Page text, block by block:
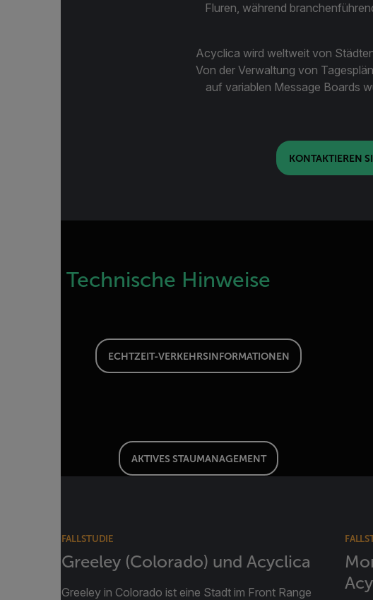
Fluren, während
Acyclica wird weltweit von
Von der Verwaltung von
auf variablen Message Boards
KONTAKTIEREN
Technische Hinweise
ECHTZEIT-VERKEHRSINFORMATIONEN
AKTIVES STAUMANAGEMENT
FALLSTUDIE
Greeley (Colorado) und Acyclica
Greeley in Colorado ist eine Stadt im Front Range